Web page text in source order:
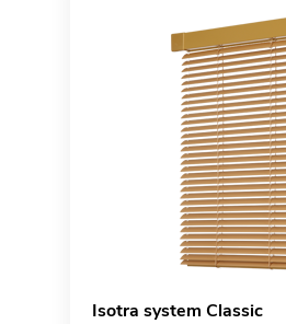
Isotra system Classic